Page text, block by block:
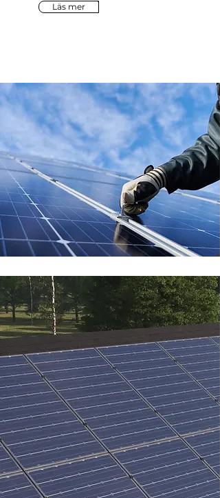
Läs mer
VARFÖR 24SOLKRAFT
Expert på
solenergi
24Solkraft hjälper dig genom
hela projektet och vår
bakgrund som certifierad
montör säkerställer att du får